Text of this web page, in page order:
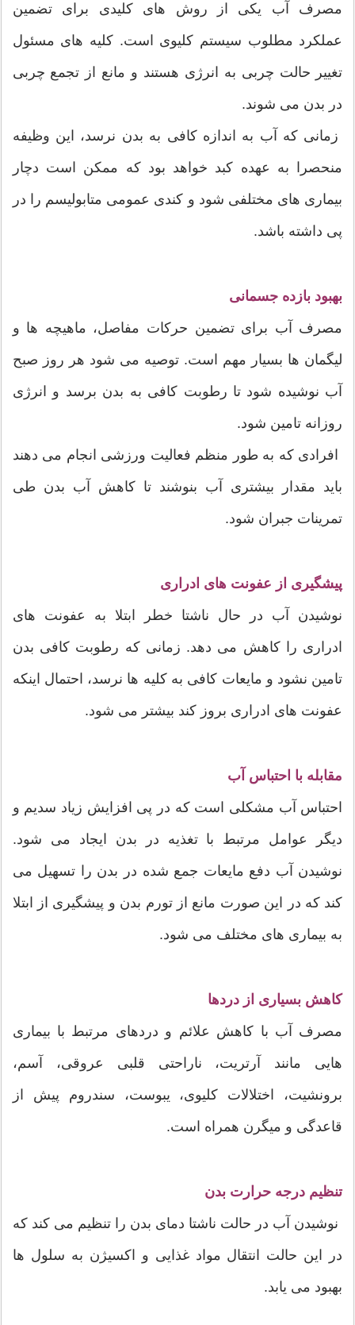
مصرف آب یکی از روش های کلیدی برای تضمین
عملکرد مطلوب سیستم کلیوی است. کلیه های مسئول
تغییر حالت چربی به انرژی هستند و مانع از تجمع چربی
در بدن می شوند.
زمانی که آب به اندازه کافی به بدن نرسد، این وظیفه
منحصرا به عهده کبد خواهد بود که ممکن است دچار
بیماری های مختلفی شود و کندی عمومی متابولیسم را در
پی داشته باشد.
بهبود بازده جسمانی
مصرف آب برای تضمین حرکات مفاصل، ماهیچه ها و
لیگمان ها بسیار مهم است. توصیه می شود هر روز صبح
آب نوشیده شود تا رطوبت کافی به بدن برسد و انرژی
روزانه تامین شود.
افرادی که به طور منظم فعالیت ورزشی انجام می دهند
باید مقدار بیشتری آب بنوشند تا کاهش آب بدن طی
تمرینات جبران شود.
پیشگیری از عفونت های ادراری
نوشیدن آب در حال ناشتا خطر ابتلا به عفونت های
ادراری را کاهش می دهد. زمانی که رطوبت کافی بدن
تامین نشود و مایعات کافی به کلیه ها نرسد، احتمال اینکه
عفونت های ادراری بروز کند بیشتر می شود.
مقابله با احتباس آب
احتباس آب مشکلی است که در پی افزایش زیاد سدیم و
دیگر عوامل مرتبط با تغذیه در بدن ایجاد می شود.
نوشیدن آب دفع مایعات جمع شده در بدن را تسهیل می
کند که در این صورت مانع از تورم بدن و پیشگیری از ابتلا
به بیماری های مختلف می شود.
کاهش بسیاری از دردها
مصرف آب با کاهش علائم و دردهای مرتبط با بیماری
هایی مانند آرتریت، ناراحتی قلبی عروقی، آسم،
برونشیت، اختلالات کلیوی، یبوست، سندروم پیش از
قاعدگی و میگرن همراه است.
تنظیم درجه حرارت بدن
نوشیدن آب در حالت ناشتا دمای بدن را تنظیم می کند که
در این حالت انتقال مواد غذایی و اکسیژن به سلول ها
بهبود می یابد.